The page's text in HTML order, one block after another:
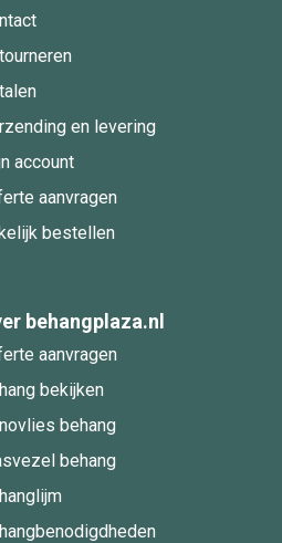
en levering
account
aanvragen
bestellen
behangplaza.nl
aanvragen
bekijken
behang
behang